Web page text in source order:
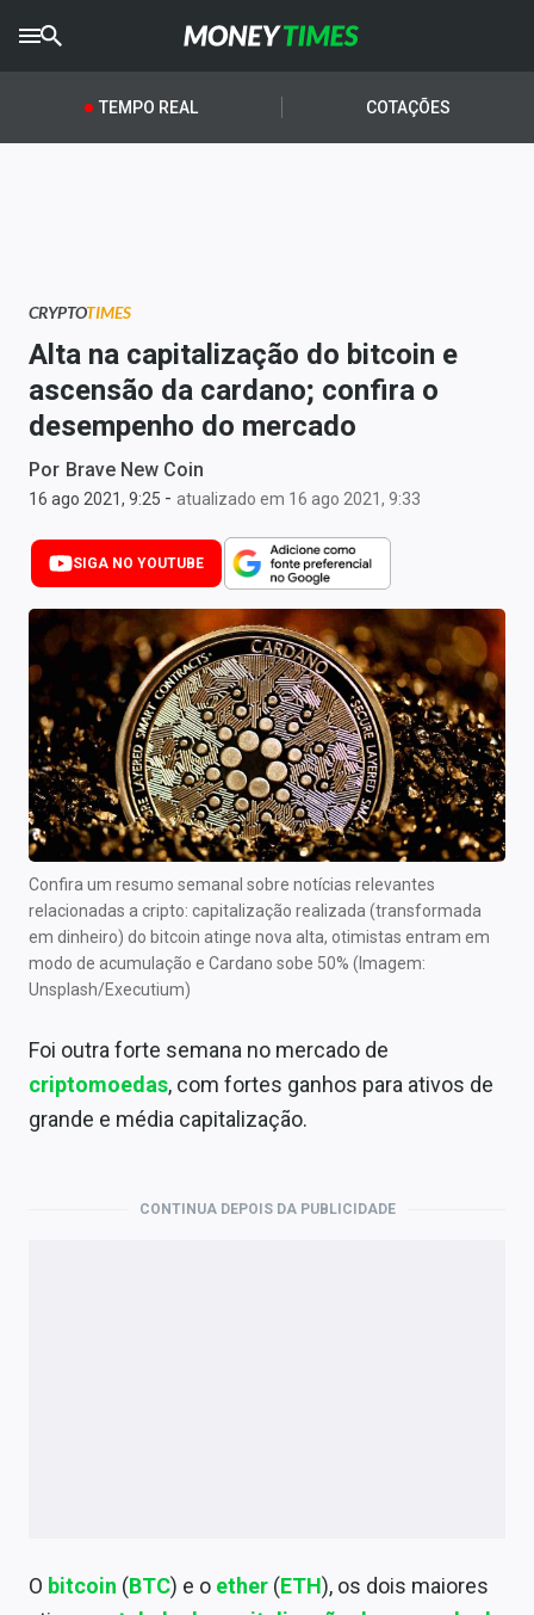
CRYPTOTIMES
AGROTIMES
Newsletters
Money Trader
Anuncie
Últimas Notícias
Newsletters
Cotações
Comprar ou vender?
Carteiras Recomendadas
Central de Dividendos
Central de Fundos Imobiliários
Central dos IPOs
Renda Fixa
Finanças Pessoais
Economia
Empresas
TEMPO REAL COTAÇÕES
CRYPTOTIMES
Alta na capitalização do bitcoin e
ascensão da cardano; confira o
desempenho do mercado
Por Brave New Coin
16 ago 2021, 9:25 - atualizado em 16 ago 2021, 9:33
SIGA NO YOUTUBE
Confira um resumo semanal sobre notícias relevantes
relacionadas a cripto: capitalização realizada (transformada
em dinheiro) do bitcoin atinge nova alta, otimistas entram em
modo de acumulação e Cardano sobe 50% (Imagem:
Unsplash/Executium)
Foi outra forte semana no mercado de
criptomoedas, com fortes ganhos para ativos de
grande e média capitalização.
CONTINUA DEPOIS DA PUBLICIDADE
O bitcoin (BTC) e o ether (ETH), os dois maiores